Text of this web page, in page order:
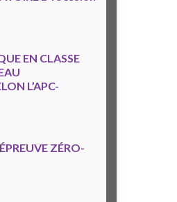
EN CLASSE
L’APC-
ZÉRO-